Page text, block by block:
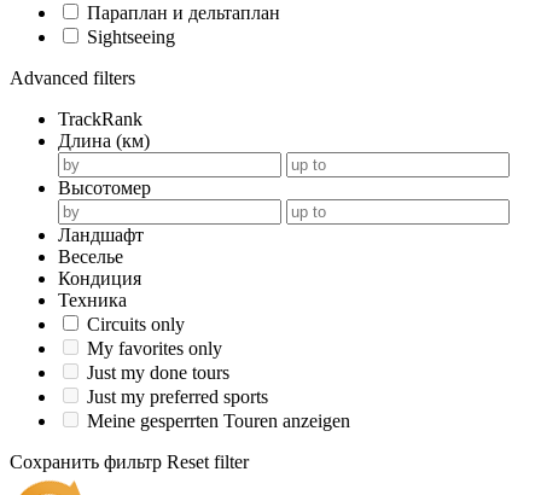
Параплан и дельтаплан
Sightseeing
Advanced filters
TrackRank
Длина (км)
Высотомер
Ландшафт
Веселье
Кондиция
Техника
Circuits only
My favorites only
Just my done tours
Just my preferred sports
Meine gesperrten Touren anzeigen
Сохранить фильтр Reset filter